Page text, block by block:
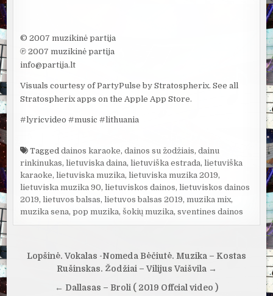
© 2007 muzikinė partija
℗ 2007 muzikinė partija
info@partija.lt
Visuals courtesy of PartyPulse by Stratospherix. See all
Stratospherix apps on the Apple App Store.
#lyricvideo #music #lithuania
Taggeddainos karaoke,dainos su žodžiais,dainu
rinkinukas,lietuviska daina,lietuviška estrada,lietuviška
karaoke,lietuviska muzika,lietuviska muzika 2019,
lietuviska muzika 90,lietuviskos dainos,lietuviskos dainos
2019,lietuvos balsas,lietuvos balsas 2019,muzika mix,
muzika sena,pop muzika, šokių muzika,sventines dainos
Navigacija
Lopšinė. Vokalas -Nomeda Bėčiutė. Muzika – Kostas
Rušinskas. Žodžiai – Vilijus Vaišvila →
← Dallasas – Broli ( 2019 Offcial video )